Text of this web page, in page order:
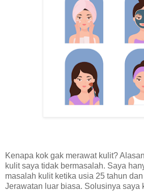
Kenapa kok gak merawat kulit?
kulit saya tidak bermasalah. Saya
masalah kulit ketika usia 25 tahun
Jerawatan luar biasa. Solusinya saya